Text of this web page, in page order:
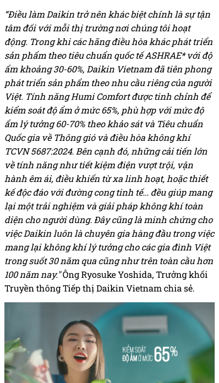
“Điều làm Daikin trở nên khác biệt chính là sự tận
tâm đối với mỗi thị trường nơi chúng tôi hoạt
động. Trong khi các hãng điều hòa khác phát triển
sản phẩm theo tiêu chuẩn quốc tế ASHRAE* với độ
ẩm khoảng 30-60%, Daikin Vietnam đã tiên phong
phát triển sản phẩm theo nhu cầu riêng của người
Việt. Tính năng Humi Comfort được tinh chỉnh để
kiểm soát độ ẩm ở mức 65%, phù hợp với mức độ
ẩm lý tưởng 60-70% theo khảo sát và Tiêu chuẩn
Quốc gia về Thông gió và điều hòa không khí
TCVN 5687:2024. Bên cạnh đó, những cải tiến lớn
về tính năng như tiết kiệm điện vượt trội, vận
hành êm ái, điều khiển từ xa linh hoạt, hoặc thiết
kế độc đáo với đường cong tinh tế... đều giúp mang
lại một trải nghiệm và giải pháp không khí toàn
diện cho người dùng. Đây cũng là minh chứng cho
việc Daikin luôn là chuyên gia hàng đầu trong việc
mang lại không khí lý tưởng cho các gia đình Việt
trong suốt 30 năm qua cũng như trên toàn cầu hơn
100 năm nay."Ông Ryosuke Yoshida, Trưởng khối
Truyền thông Tiếp thị Daikin Vietnam chia sẻ.